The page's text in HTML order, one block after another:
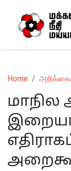
Home
மாநில